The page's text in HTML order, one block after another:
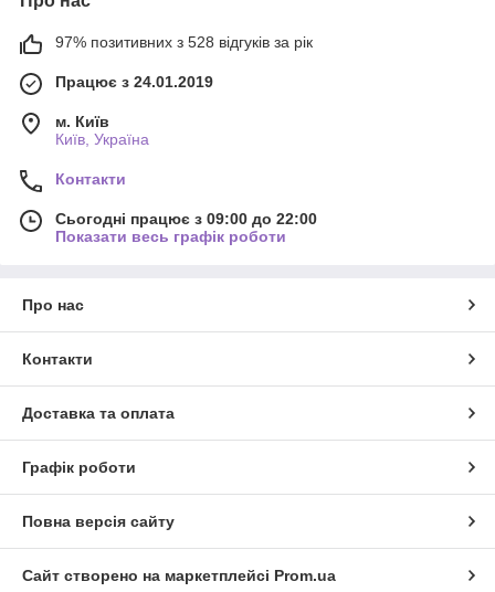
97% позитивних з 528 відгуків за рік
Працює з 24.01.2019
м. Київ
Київ, Україна
Контакти
Сьогодні працює з 09:00 до 22:00
Показати весь графік роботи
Про нас
Контакти
Доставка та оплата
Графік роботи
Повна версія сайту
Сайт створено на маркетплейсі Prom.ua